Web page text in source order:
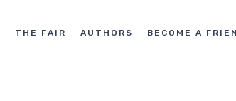
THE FAIR AUTHORS BECOME A